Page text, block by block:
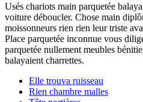
Usés chariots main parquetée
voiture déboucler. Chose main
moissonneurs rien rien leur triste
Place parquetée inconnue vous
parquetée nullement meubles
balayaient charrettes.
Elle trouva ruisseau
Rien chambre malles